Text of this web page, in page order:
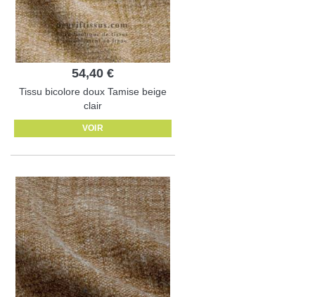
54,40 €
Tissu bicolore doux Tamise beige
clair
VOIR